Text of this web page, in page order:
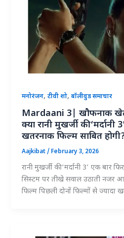
मनोरंजन,टीवी शो,बॉलीवुड समाचार
Mardaani 3| खौफनाक
क्या रानी मुखर्जी की
खतरनाक फिल्म साबित
Aajkibat/ February 3, 2026
रानी मुखर्जी की ‘मर्दानी 3’ एक
सिस्टम पर तीखे सवाल उठाती नजर आ
फिल्म पिछली दोनों फिल्मों से ज्यादा